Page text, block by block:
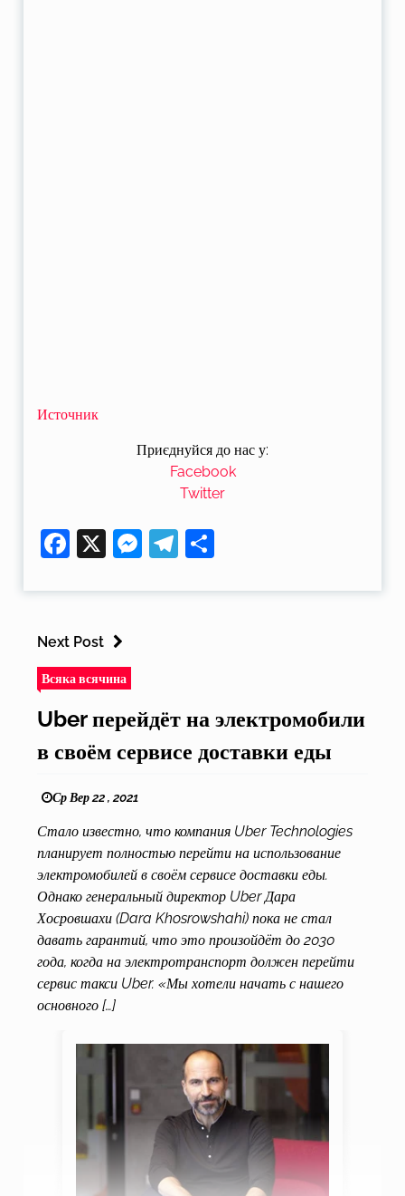
Источник
Facebook
X Messenger
Telegram
Приєднуйся до нас у:
Facebook
Twitter
Next Post
Всяка всячина
Uber перейдёт на электромобили
в своём сервисе доставки еды
Ср Вер 22 , 2021
Стало известно, что компания Uber Technologies
планирует полностью перейти на использование
электромобилей в своём сервисе доставки еды.
Однако генеральный директор Uber Дара
Хосровшахи (Dara Khosrowshahi) пока не стал
давать гарантий, что это произойдёт до 2030
года, когда на электротранспорт должен перейти
сервис такси Uber. «Мы хотели начать с нашего
основного […]